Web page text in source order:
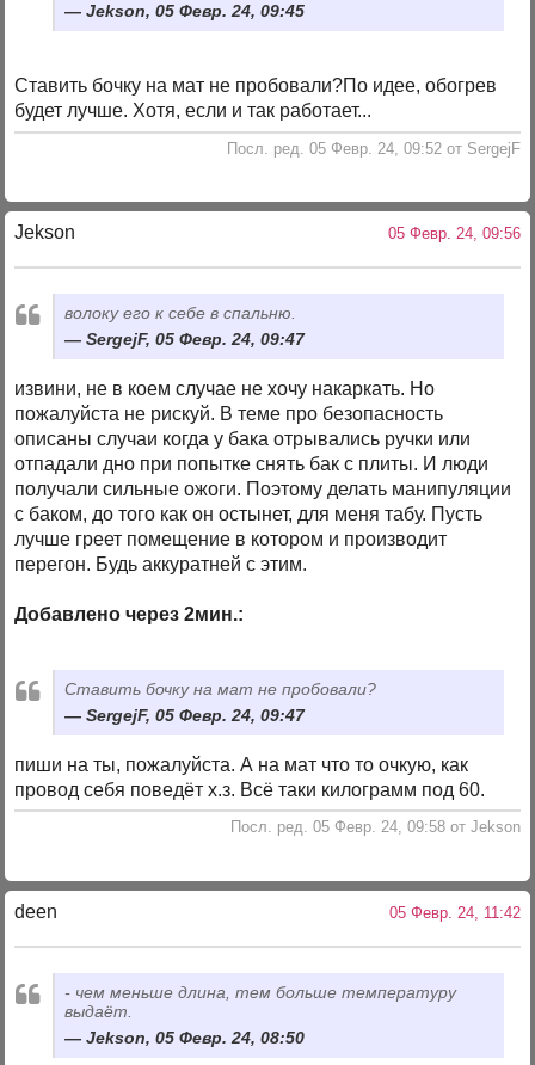
Jekson, 05 Февр. 24, 09:45
Ставить бочку на мат не пробовали?По идее, обогрев
будет лучше. Хотя, если и так работает...
Посл. ред. 05 Февр. 24, 09:52 от SergejF
Jekson 05 Февр. 24, 09:56
волоку его к себе в спальню.
SergejF, 05 Февр. 24, 09:47
извини, не в коем случае не хочу накаркать. Но
пожалуйста не рискуй. В теме про безопасность
описаны случаи когда у бака отрывались ручки или
отпадали дно при попытке снять бак с плиты. И люди
получали сильные ожоги. Поэтому делать манипуляции
с баком, до того как он остынет, для меня табу. Пусть
лучше греет помещение в котором и производит
перегон. Будь аккуратней с этим.
Добавлено через 2мин.:
Ставить бочку на мат не пробовали?
SergejF, 05 Февр. 24, 09:47
пиши на ты, пожалуйста. А на мат что то очкую, как
провод себя поведёт х.з. Всё таки килограмм под 60.
Посл. ред. 05 Февр. 24, 09:58 от Jekson
deen 05 Февр. 24, 11:42
- чем меньше длина, тем больше температуру
выдаёт.
Jekson, 05 Февр. 24, 08:50